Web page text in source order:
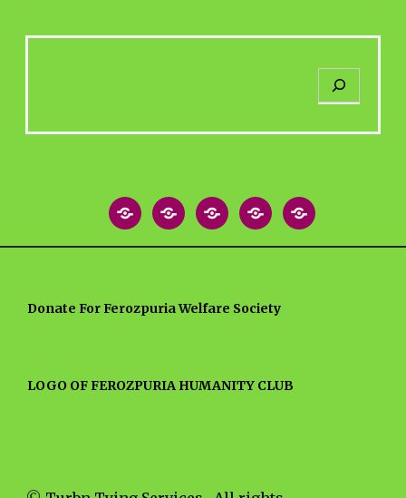
HomeAboutBlog
Post
MEDIA
NEWS
Contact
US
Donate For Ferozpuria Welfare Society
LOGO OF FEROZPURIA HUMANITY CLUB